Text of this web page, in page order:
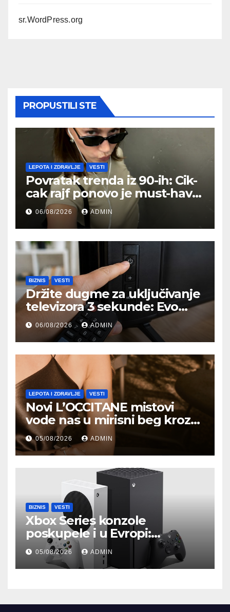
sr.WordPress.org
PROPUSTILI STE
LEPOTA I ZDRAVLJE VESTI
Povratak trenda iz 90-ih: Cik-
cak rajf ponovo je must-have
aksesoar za kosu
06/08/2026 ADMIN
BIZNIS VESTI
Držite dugme za uključivanje
televizora 3 sekunde: Evo
čemu služi i kada bi trebalo
da ga koristite
06/08/2026 ADMIN
LEPOTA I ZDRAVLJE VESTI
Novi L’OCCITANE mistovi
vode nas u mirisni beg kroz
Provansu
05/08/2026 ADMIN
BIZNIS VESTI
Xbox Series konzole
poskupele i u Evropi:
Microsoft objavio nove
zvanične cene
05/08/2026 ADMIN